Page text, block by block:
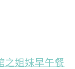
之姐妹早午餐